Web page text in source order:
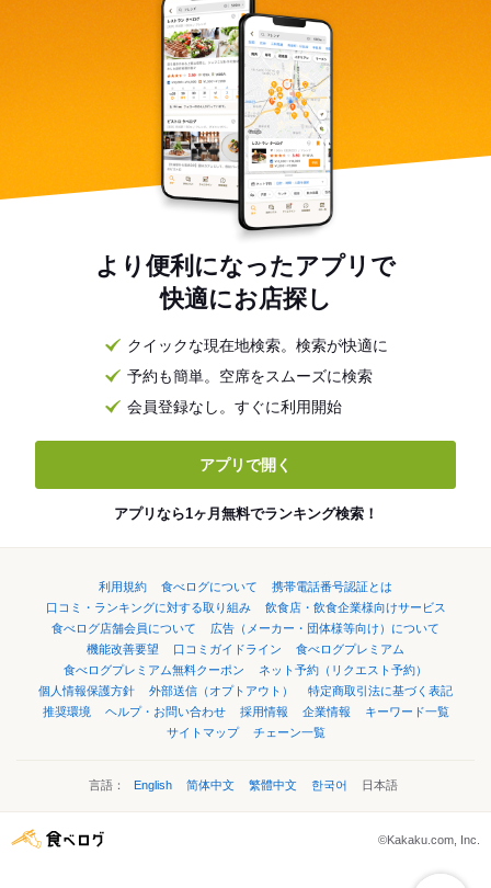
より便利になったアプリで
快適にお店探し
クイックな現在地検索。検索が快適に
予約も簡単。空席をスムーズに検索
会員登録なし。すぐに利用開始
アプリで開く
アプリなら1ヶ月無料でランキング検索！
利用規約 食べログについて
携帯電話番号認証とは
口コミ・ランキングに対する取り組み
飲食店・飲食企業様向けサービス
食べログ店舗会員について
広告（メーカー・団体様等向け）について
機能改善要望
口コミガイドライン
食べログプレミアム
食べログプレミアム無料クーポン
ネット予約（リクエスト予約）
個人情報保護方針
外部送信（オプトアウト）
特定商取引法に基づく表記
推奨環境
ヘルプ・お問い合わせ 採用情報 企業情報
キーワード一覧
サイトマップ
チェーン一覧
言語： English 简体中文 繁體中文 한국어 日本語
©Kakaku.com, Inc.